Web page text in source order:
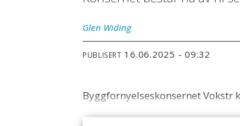
Glen Widing
PUBLISERT 16.06.2025 - 09:32
Byggfornyelseskonsernet Vokstr